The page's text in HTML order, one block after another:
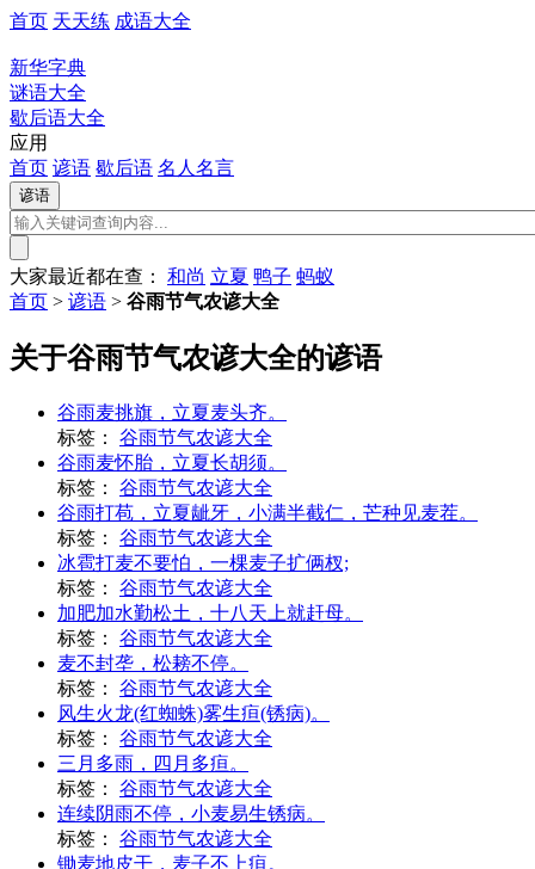
首页 天天练 成语大全
新华字典
谜语大全
歇后语大全
应用
首页 谚语 歇后语 名人名言
大家最近都在查： 和尚 立夏 鸭子 蚂蚁
首页 > 谚语 > 谷雨节气农谚大全
关于谷雨节气农谚大全的谚语
谷雨麦挑旗，立夏麦头齐。
标签：
谷雨节气农谚大全
谷雨麦怀胎，立夏长胡须。
标签：
谷雨节气农谚大全
谷雨打苞，立夏龇牙，小满半截仁，芒种见麦茬。
标签：
谷雨节气农谚大全
冰雹打麦不要怕，一棵麦子扩俩杈;
标签：
谷雨节气农谚大全
加肥加水勤松土，十八天上就赶母。
标签：
谷雨节气农谚大全
麦不封垄，松耪不停。
标签：
谷雨节气农谚大全
风生火龙(红蜘蛛)雾生疸(锈病)。
标签：
谷雨节气农谚大全
三月多雨，四月多疸。
标签：
谷雨节气农谚大全
连续阴雨不停，小麦易生锈病。
标签：
谷雨节气农谚大全
锄麦地皮干，麦子不上疸。